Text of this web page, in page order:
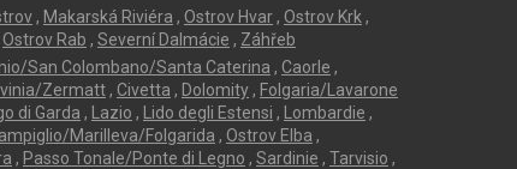
, Makarská Riviéra , Ostrov Hvar , Ostrov Krk ,
Ostrov Rab , Severní Dalmácie , Záhřeb
San Colombano/Santa Caterina , Caorle ,
Zermatt , Civetta , Dolomity , Folgaria/Lavarone
di Garda , Lazio , Lido degli Estensi , Lombardie ,
Marilleva/Folgarida , Ostrov Elba ,
, Passo Tonale/Ponte di Legno , Sardinie , Tarvisio ,